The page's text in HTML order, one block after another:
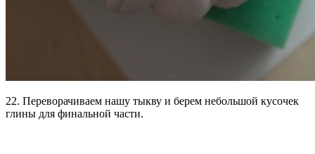
22. Переворачиваем нашу тыкву и берем небольшой кусочек
глины для финальной части.